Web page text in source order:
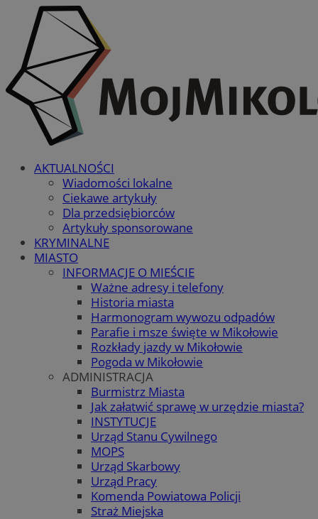
AKTUALNOŚCI
Wiadomości lokalne
Ciekawe artykuły
Dla przedsiębiorców
Artykuły sponsorowane
KRYMINALNE
MIASTO
INFORMACJE O MIEŚCIE
Ważne adresy i telefony
Historia miasta
Harmonogram wywozu odpadów
Parafie i msze święte w Mikołowie
Rozkłady jazdy w Mikołowie
Pogoda w Mikołowie
ADMINISTRACJA
Burmistrz Miasta
Jak załatwić sprawę w urzędzie miasta?
INSTYTUCJE
Urząd Stanu Cywilnego
MOPS
Urząd Skarbowy
Urząd Pracy
Komenda Powiatowa Policji
Straż Miejska